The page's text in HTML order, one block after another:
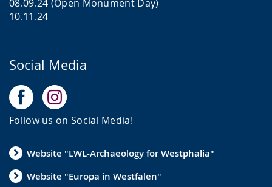
08.09.24 (Open Monument Day)
10.11.24
Social Media
Follow us on Social Media!
Website "LWL-Archaeology for Westphalia"
Website "Europa in Westfalen"